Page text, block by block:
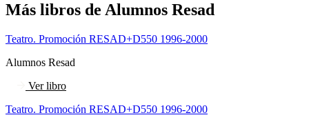
Más libros de Alumnos Resad
Teatro. Promoción RESAD+D550 1996-2000
Alumnos Resad
Ver libro
Teatro. Promoción RESAD+D550 1996-2000